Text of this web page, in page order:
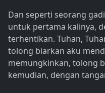
Dan seperti seorang
untuk pertama kalinya,
terhentikan. Tuhan,
tolong biarkan aku
memungkinkan, tolong
kemudian, dengan